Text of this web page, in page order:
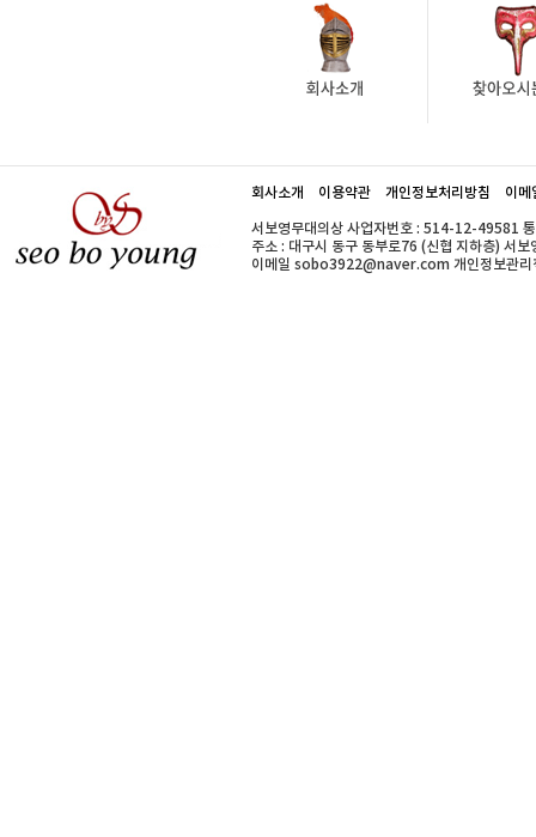
회사소개 이용약관 개인정보처리방침 이메
서보영무대의상 사업자번호 : 514-12-49581
주소 : 대구시 동구 동부로76 (신협 지하층)
이메일 sobo3922@naver.com 개인정보관리